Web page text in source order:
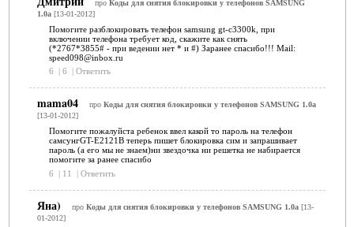
про Коды для снятия блокировки у телефонов SAMSUNG
1.0a[13-01-2012]
Помогите разблокировать телефон samsung gt-c3300k, при
включении телефона требует код, скажите как снять
(*2767*3855# - при ведении нет * и #) Заранее спасибо!!! Mail:
speed098@inbox.ru
6
| 6 | Ответить
mama04 про Коды для снятия блокировки у телефонов SAMSUNG 1.0a
[13-01-2012]
Помогите пожалуйста ребенок ввел какой то пароль на телефон
самсунгGT-E2121B теперь пишет блокировка сим и запрашивает
пароль (а его мы не знаем)ни звездочка ни решетка не набирается
помогите за ранее спасибо
6
| 11 | Ответить
Яна) про Коды для снятия блокировки у телефонов SAMSUNG 1.0a[13-
01-2012]